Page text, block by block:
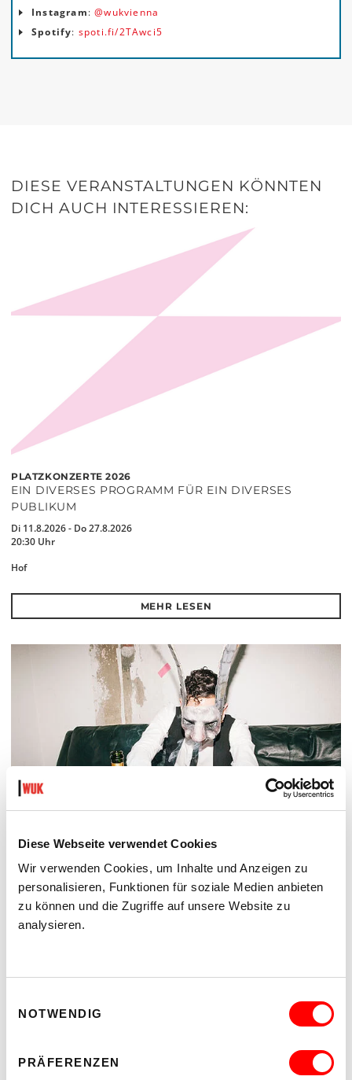
Diese Webseite verwendet Cookies
Wir verwenden Cookies, um Inhalte und Anzeigen zu
personalisieren, Funktionen für soziale Medien anbieten
zu können und die Zugriffe auf unsere Website zu
analysieren.
NOTWENDIG
PRÄFERENZEN
Instagram:@wukvienna
Spotify: spoti.fi/2TAwci5
DIESE VERANSTALTUNGEN KÖNNTEN
DICH AUCH INTERESSIEREN:
PLATZKONZERTE 2026
EIN DIVERSES PROGRAMM FÜR EIN DIVERSES
PUBLIKUM
Di 11.8.2026 - Do 27.8.2026
20:30 Uhr
Hof
MEHR LESEN
DER TÄUBLING
PLATZKONZERTE 2026
Di 11.8.2026